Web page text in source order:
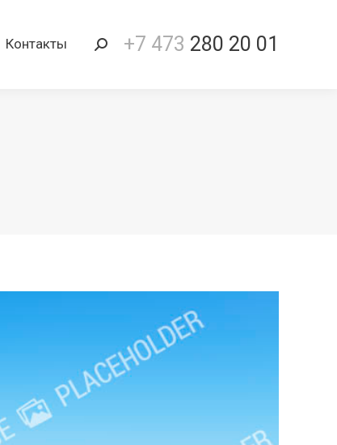
Контакты Поиск:+7 473 280 20 01